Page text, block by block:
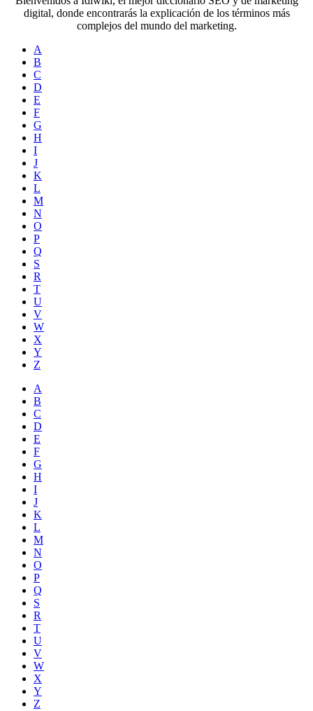
digital, donde encontrarás la explicación de los términos más
complejos del mundo del marketing.
A
B
C
D
E
F
G
H
I
J
K
L
M
N
O
P
Q
S
R
T
U
V
W
X
Y
Z
A
B
C
D
E
F
G
H
I
J
K
L
M
N
O
P
Q
S
R
T
U
V
W
X
Y
Z